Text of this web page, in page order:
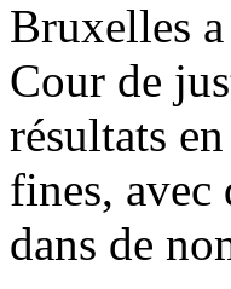
Bruxelles
Cour de
résultats
fines, avec
dans de